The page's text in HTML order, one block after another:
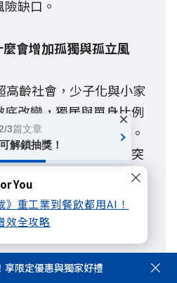
You
》重工業到餐飲都用AI！
效全攻略
缺口。
會增加孤獨與孤立風
高齡社會，少子化與小家
改變，獨居與單身比例
會支持網絡逐漸縮小。
援減少，個人一旦面臨突
極易因缺乏社會網絡支
因貧致鬱」的負向循
險。
，還要準備什麼？
享限定優惠與獨家好禮
3篇文章
解鎖抽獎！
×